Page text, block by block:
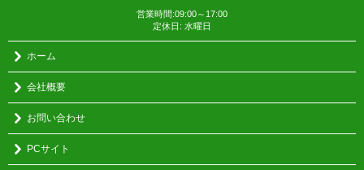
営業時間:09:00～17:00
定休日: 水曜日
ホーム
会社概要
お問い合わせ
PCサイト